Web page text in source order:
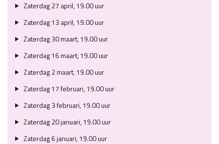
Zaterdag 27 april, 19.00 uur
Zaterdag 13 april, 19.00 uur
Zaterdag 30 maart, 19.00 uur
Zaterdag 16 maart, 19.00 uur
Zaterdag 2 maart, 19.00 uur
Zaterdag 17 februari, 19.00 uur
Zaterdag 3 februari, 19.00 uur
Zaterdag 20 januari, 19.00 uur
Zaterdag 6 januari, 19.00 uur